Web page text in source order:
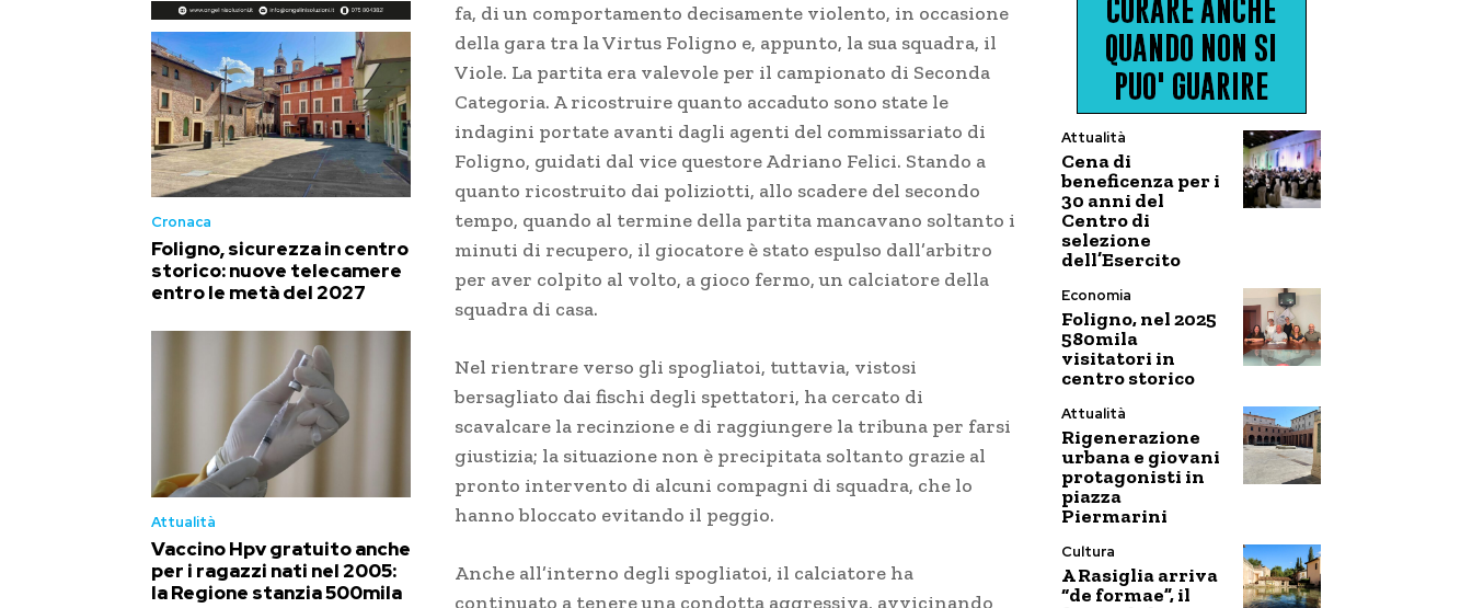
Cronaca
Foligno, sicurezza in centro
storico: nuove telecamere
entro le metà del 2027
Attualità
Vaccino Hpv gratuito anche
per i ragazzi nati nel 2005:
la Regione stanzia 500mila
fa, di un comportamento decisamente violento, in occasione
della gara tra la Virtus Foligno e, appunto, la sua squadra, il
Viole. La partita era valevole per il campionato di Seconda
Categoria. A ricostruire quanto accaduto sono state le
indagini portate avanti dagli agenti del commissariato di
Foligno, guidati dal vice questore Adriano Felici. Stando a
quanto ricostruito dai poliziotti, allo scadere del secondo
tempo, quando al termine della partita mancavano soltanto i
minuti di recupero, il giocatore è stato espulso dall’arbitro
per aver colpito al volto, a gioco fermo, un calciatore della
squadra di casa.
Nel rientrare verso gli spogliatoi, tuttavia, vistosi
bersagliato dai fischi degli spettatori, ha cercato di
scavalcare la recinzione e di raggiungere la tribuna per farsi
giustizia; la situazione non è precipitata soltanto grazie al
pronto intervento di alcuni compagni di squadra, che lo
hanno bloccato evitando il peggio.
Anche all’interno degli spogliatoi, il calciatore ha
continuato a tenere una condotta aggressiva, avvicinando
Attualità
Cena di
beneficenza per i
30 anni del
Centro di
selezione
dell’Esercito
Economia
Foligno, nel 2025
580mila
visitatori in
centro storico
Attualità
Rigenerazione
urbana e giovani
protagonisti in
piazza
Piermarini
Cultura
A Rasiglia arriva
“de formae”, il